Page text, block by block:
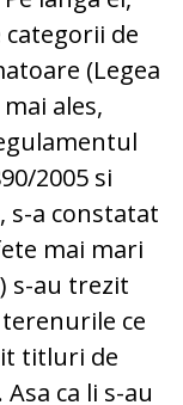
de
(Legea
ales,
2005 si
s-a constatat
mai mari
s-au trezit
ce
titluri de
ca li s-au